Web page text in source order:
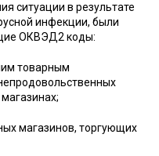
ситуации в результате
инфекции, были
ОКВЭД2 коды:
товарным
магазинов, торгующих